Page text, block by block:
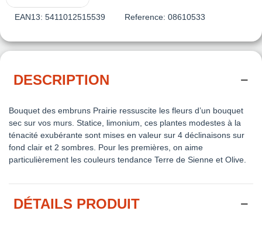
EAN13: 5411012515539 Reference: 08610533
DESCRIPTION
Bouquet des embruns Prairie ressuscite les fleurs d’un bouquet
sec sur vos murs. Statice, limonium, ces plantes modestes à la
ténacité exubérante sont mises en valeur sur 4 déclinaisons sur
fond clair et 2 sombres. Pour les premières, on aime
particulièrement les couleurs tendance Terre de Sienne et Olive.
DÉTAILS PRODUIT